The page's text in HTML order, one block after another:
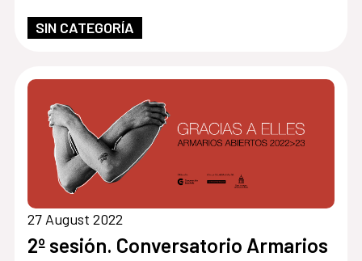
SIN CATEGORÍA
27 August 2022
2º sesión. Conversatorio Armarios